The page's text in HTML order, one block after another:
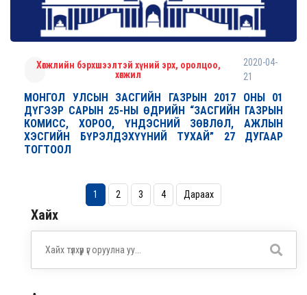
Хөгжлийн бэрхшээлтэй хүний эрх, оролцоо,
хөгжил
2020-04-
21
МОНГОЛ УЛСЫН ЗАСГИЙН ГАЗРЫН 2017 ОНЫ 01
ДҮГЭЭР САРЫН 25-НЫ ӨДРИЙН “ЗАСГИЙН ГАЗРЫН
КОМИСС, ХОРОО, ҮНДЭСНИЙ ЗӨВЛӨЛ, АЖЛЫН
ХЭСГИЙН БҮРЭЛДЭХҮҮНИЙ ТУХАЙ” 27 ДУГААР
ТОГТООЛ
1 2 3 4 Дараах
Хайх